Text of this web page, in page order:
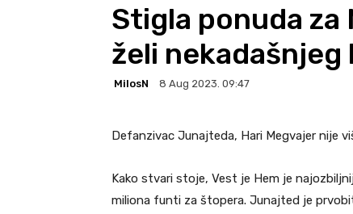
Stigla ponuda za
želi
MilosN 8 Aug 2023. 09:47
Defanzivac Junajteda, Hari Megvajer nije
Kako stvari stoje, Vest je Hem je
miliona funti za štopera. Junajted je